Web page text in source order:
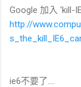
Google 加入 'kill-
http://
ie6不要了....